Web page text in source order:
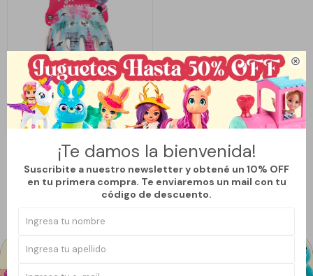

¡Te damos la bienvenida!
Suscribite a nuestro newsletter y obtené un 10% OFF
en tu primera compra. Te enviaremos un mail con tu
código de descuento.
LlegaMAÑANA
CASCO DE VAMPIRINA
1.320